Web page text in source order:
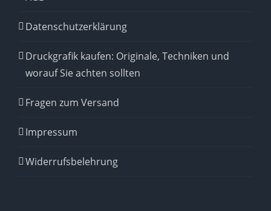
Datenschutzerklärung
Druckgrafik kaufen: Originale, Techniken und
worauf Sie achten sollten
Fragen zum Versand
Impressum
Widerrufsbelehrung